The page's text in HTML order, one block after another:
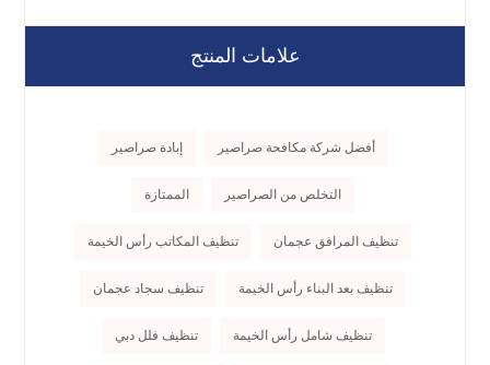
علامات المنتج
أفضل شركة مكافحة صراصير إبادة صراصير
التخلص من الصراصير الممتازة
تنظيف المرافق عجمان تنظيف المكاتب رأس الخيمة
تنظيف بعد البناء رأس الخيمة تنظيف سجاد عجمان
تنظيف شامل رأس الخيمة تنظيف فلل دبي